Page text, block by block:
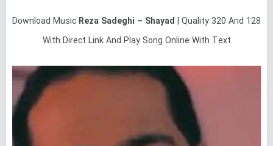
Download Music Reza Sadeghi – Shayad | Quality 320 And 128
With Direct Link And Play Song Online With Text